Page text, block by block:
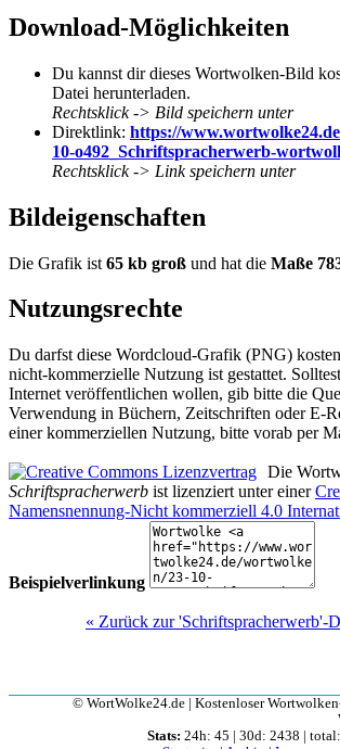
Download-Möglichkeiten
Du kannst dir dieses Wortwolken-Bild
Datei herunterladen.
Rechtsklick -> Bild speichern unter
Direktlink: https://
10-o492_Schriftspracherwerb-
Rechtsklick -> Link speichern unter
Bildeigenschaften
Die Grafik ist 65 kb groß und hat die Maße
Nutzungsrechte
Du darfst diese Wordcloud-Grafik (PNG)
nicht-kommerzielle Nutzung ist gestattet.
Internet veröffentlichen wollen, gib bitte die
Verwendung in Büchern, Zeitschriften oder E-
einer kommerziellen Nutzung, bitte vorab per
Die
Schriftspracherwerb ist lizenziert unter einer
Namensnennung-Nicht kommerziell 4.0
Beispielverlinkung
« Zurück zur 'Schriftspracherwerb'-
© WortWolke24.de | Kostenloser
Stats: 24h: 45 | 30d: 2438 |